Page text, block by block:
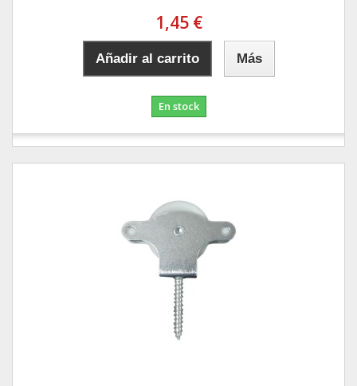
1,45 €
Añadir al carrito Más
En stock